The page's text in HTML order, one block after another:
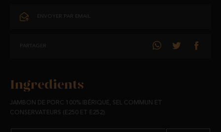
NOTRE ROUTINE ALIMENTAIRE.
UN PLAISIR POUR LE PALAIS QUI RAVIRA TOUT AMATEUR DE BON
JAMBON TOUT EN NOUS PROCURANT UNE ALIMENTATION
CONSERVATION ET CONSOMMATION :
PLACEZ-LE DANS UN ENDROIT FRAIS ET SEC, À L'ABRI DES RAYONS
DIRECTS DU SOLEIL.
ENVOYER PAR EMAIL
PARTAGER
Ingredients
JAMBON DE PORC 100% IBÉRIQUE, SEL COMMUN ET
CONSERVATEURS (E250 ET E252).